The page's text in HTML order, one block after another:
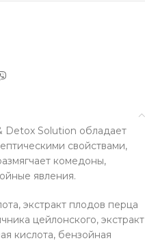
Detox Solution обладает
свойствами,
комедоны,
явления.
экстракт плодов перца
цейлонского, экстракт
кислота, бензойная